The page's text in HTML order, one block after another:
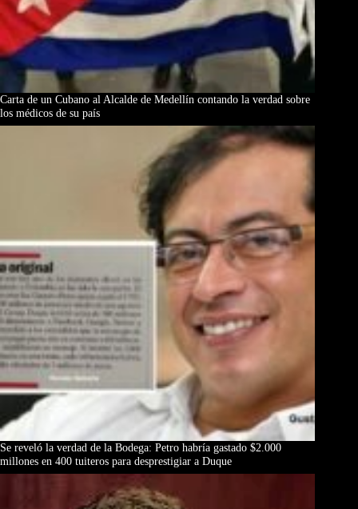
Carta de un Cubano al Alcalde de Medellín contando la verdad sobre
los médicos de su país
Se reveló la verdad de la Bodega: Petro habría gastado $2.000
millones en 400 tuiteros para desprestigiar a Duque